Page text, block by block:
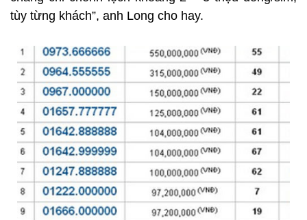
tùy từng khách”, anh Long cho hay.